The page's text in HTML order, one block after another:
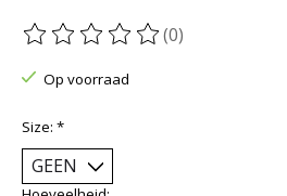
De beoordeling van dit product is
(0)
Op voorraad
Size: *